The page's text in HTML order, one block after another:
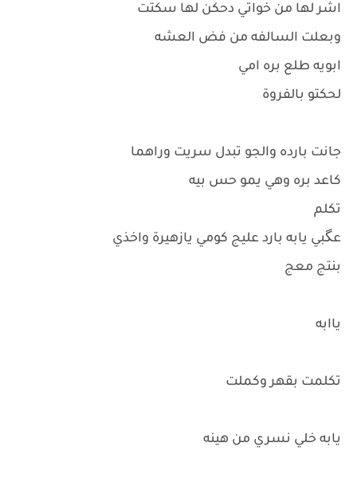
اشر لها من خواتي دحكن لها سكتت
وبعلت السالفه من فض العشه
ابويه طلع بره امي
لحكتو بالفروة
جانت بارده والجو تبدل سريت وراهما
كاعد بره وهي يمو حس بيه
تكلم
عگبي يابه بارد عليج كومي يازهيرة واخذي
بنتج معج
ياابه
تكلمت بقهر وكملت
يابه خلي نسري من هينه